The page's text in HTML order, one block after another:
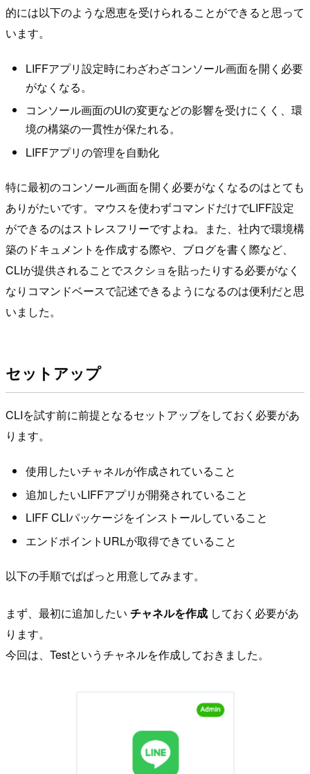
的には以下のような恩恵を受けられることができると思って
います。
LIFFアプリ設定時にわざわざコンソール画面を開く必要
がなくなる。
コンソール画面のUIの変更などの影響を受けにくく、環
境の構築の一貫性が保たれる。
LIFFアプリの管理を自動化
特に最初のコンソール画面を開く必要がなくなるのはとても
ありがたいです。マウスを使わずコマンドだけでLIFF設定
ができるのはストレスフリーですよね。また、社内で環境構
築のドキュメントを作成する際や、ブログを書く際など、
CLIが提供されることでスクショを貼ったりする必要がなく
なりコマンドベースで記述できるようになるのは便利だと思
いました。
セットアップ
CLIを試す前に前提となるセットアップをしておく必要があ
ります。
使用したいチャネルが作成されていること
追加したいLIFFアプリが開発されていること
LIFF CLIパッケージをインストールしていること
エンドポイントURLが取得できていること
以下の手順でぱぱっと用意してみます。
まず、最初に追加したい チャネルを作成 しておく必要があ
ります。
今回は、Testというチャネルを作成しておきました。